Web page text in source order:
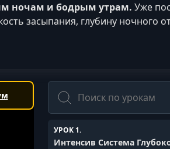
ночам и бодрым утрам. Уже
засыпания, глубину ночного
Поиск
УРОК 1.
Интенсив Система